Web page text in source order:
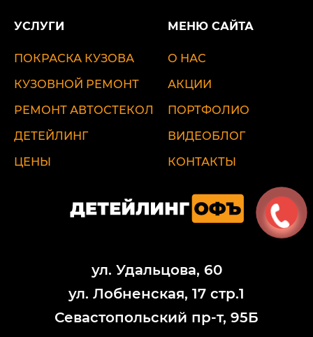
УСЛУГИ
ПОКРАСКА КУЗОВА
КУЗОВНОЙ РЕМОНТ
РЕМОНТ АВТОСТЕКОЛ
ДЕТЕЙЛИНГ
ЦЕНЫ
МЕНЮ САЙТА
О НАС
АКЦИИ
ПОРТФОЛИО
ВИДЕОБЛОГ
КОНТАКТЫ
ул. Удальцова, 60
ул. Лобненская, 17 стр.1
Севастопольский пр-т, 95Б